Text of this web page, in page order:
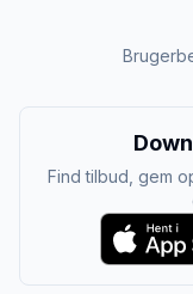
Find tilbud, gem